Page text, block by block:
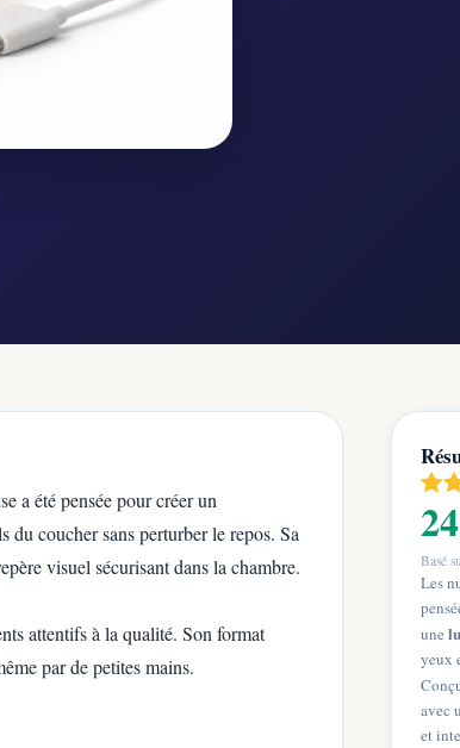
a été pensée pour créer un
du coucher sans perturber le repos. Sa
visuel sécurisant dans la chambre.
attentifs à la qualité. Son format
par de petites mains.
Basé
Les
une
yeux
avec
et